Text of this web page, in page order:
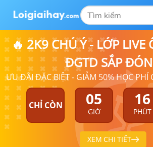
🔥 2K9 CHÚ Ý - LỚP
ĐGTD SẮP
ƯU ĐÃI ĐẶC BIỆT - GIẢM 50% HỌC PHÍ
CHỈ CÒN 05
GIỜ
16
PHÚT
XEM CHI TIẾT